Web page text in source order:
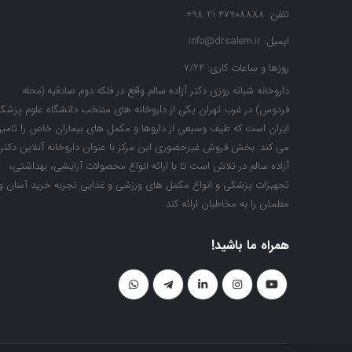
تلفن: 47908888 21 98+
ایمیل: info@drsalem.ir
روزها و ساعات کاری: 7/24
داروخانه شبانه روزی دکتر آزاده سالم واقع در فلکه دوم صادقیه (محله
فردوس) در غرب تهران یکی از داروخانه های منتخب دانشگاه علوم
ایران است که طیف وسیعی از داروها و مکمل های بیماران خاص را
می کند. بخش فروش غیرحضوری این مرکز با عنوان داروخانه آنلاین دکتر
آزاده سالم در تلاش است تا با ارائه انواع محصولات آرایشی، بهداشتی،
تجهیزات پزشکی و انواع مکمل های ورزشی و غذایی تجربه خرید آسان و
مطمئن را به مخاطبان ارائه کند.
همراه ما باشید!